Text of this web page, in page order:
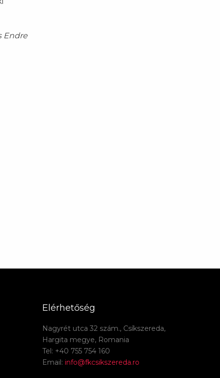
Endre
Elérhetőség
Nagyrét utca 32 szám., Csíkszereda,
Hargita megye, Romania
Tel: +40 755 754 160
Email: info@fkcsikszereda.ro